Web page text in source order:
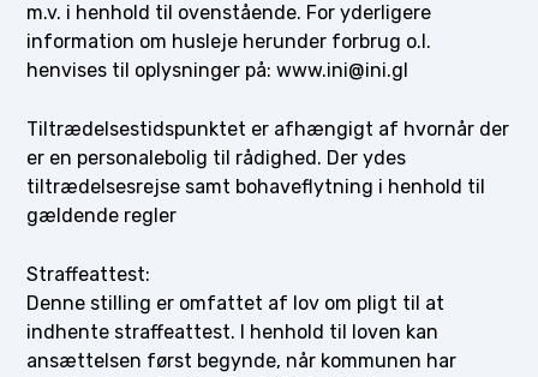
m.v. i henhold til ovenstående. For yderligere
information om husleje herunder forbrug o.l.
henvises til oplysninger på: www.ini@ini.gl
Tiltrædelsestidspunktet er afhængigt af hvornår der
er en personalebolig til rådighed. Der ydes
tiltrædelsesrejse samt bohaveflytning i henhold til
gældende regler
Straffeattest:
Denne stilling er omfattet af lov om pligt til at
indhente straffeattest. I henhold til loven kan
ansættelsen først begynde, når kommunen har